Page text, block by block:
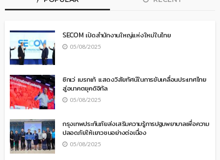
SECOM เปิดสำนักงานใหญ่แห่งใหม่ในไทย
05/08/2025
ซิกเว่ เบรกเก้ แสดงวิสัยทัศน์ในการขับเคลื่อนประเทศไทย
สู่อนาคตยุคดิจิทัล
05/08/2025
กรุงเทพประกันภัยส่งเสริมความรู้การปฐมพยาบาลเพื่อความ
ปลอดภัยให้เยาวชนอย่างต่อเนื่อง
05/08/2025